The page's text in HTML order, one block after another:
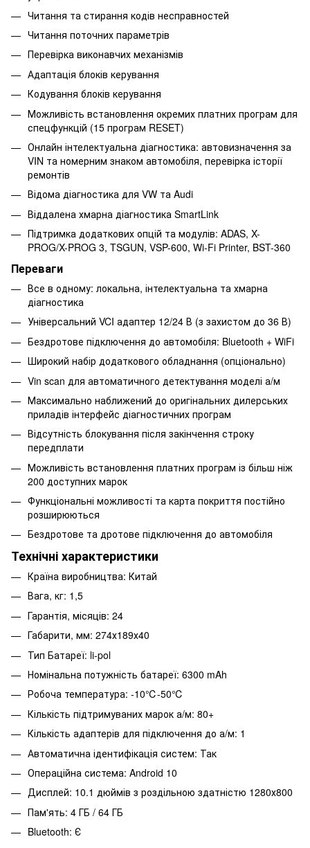
Читання та стирання кодів несправностей
Читання поточних параметрів
Перевірка виконавчих механізмів
Адаптація блоків керування
Кодування блоків керування
Можливість встановлення окремих платних програм для
спецфункцій (15 програм RESET)
Онлайн інтелектуальна діагностика: автовизначення за
VIN та номерним знаком автомобіля, перевірка історії
ремонтів
Відома діагностика для VW та Audi
Віддалена хмарна діагностика SmartLink
Підтримка додаткових опцій та модулів: ADAS, X-
PROG/X-PROG 3, TSGUN, VSP-600, Wi-Fi Printer, BST-360
Переваги
Все в одному: локальна, інтелектуальна та хмарна
діагностика
Універсальний VCI адаптер 12/24 В (з захистом до 36 В)
Бездротове підключення до автомобіля: Bluetooth + WiFi
Широкий набір додаткового обладнання (опціонально)
Vin scan для автоматичного детектування моделі а/м
Максимально наближений до оригінальних дилерських
приладів інтерфейс діагностичних програм
Відсутність блокування після закінчення строку
передплати
Можливість встановлення платних програм із більш ніж
200 доступних марок
Функціональні можливості та карта покриття постійно
розширюються
Бездротове та дротове підключення до автомобіля
Технічні характеристики
Країна виробництва: Китай
Вага, кг: 1,5
Гарантія, місяців: 24
Габарити, мм: 274х189х40
Тип Батареї: li-pol
Номінальна потужність батареї: 6300 mAh
Робоча температура: -10℃-50℃
Кількість підтримуваних марок а/м: 80+
Кількість адаптерів для підключення до а/м: 1
Автоматична ідентифікація систем: Так
Операційна система: Android 10
Дисплей: 10.1 дюймів з роздільною здатністю 1280х800
Пам'ять: 4 ГБ / 64 ГБ
Bluetooth: Є